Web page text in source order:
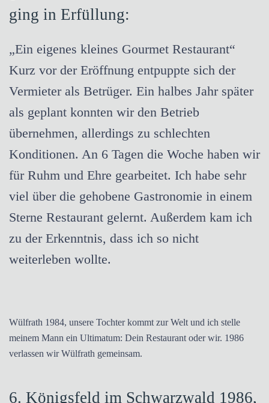
ging in Erfüllung:
„Ein eigenes kleines Gourmet Restaurant“
Kurz vor der Eröffnung entpuppte sich der
Vermieter als Betrüger. Ein halbes Jahr später
als geplant konnten wir den Betrieb
übernehmen, allerdings zu schlechten
Konditionen. An 6 Tagen die Woche haben wir
für Ruhm und Ehre gearbeitet. Ich habe sehr
viel über die gehobene Gastronomie in einem
Sterne Restaurant gelernt. Außerdem kam ich
zu der Erkenntnis, dass ich so nicht
weiterleben wollte.
Wülfrath 1984, unsere Tochter kommt zur Welt und ich stelle
meinem Mann ein Ultimatum: Dein Restaurant oder wir. 1986
verlassen wir Wülfrath gemeinsam.
6. Königsfeld im Schwarzwald 1986,